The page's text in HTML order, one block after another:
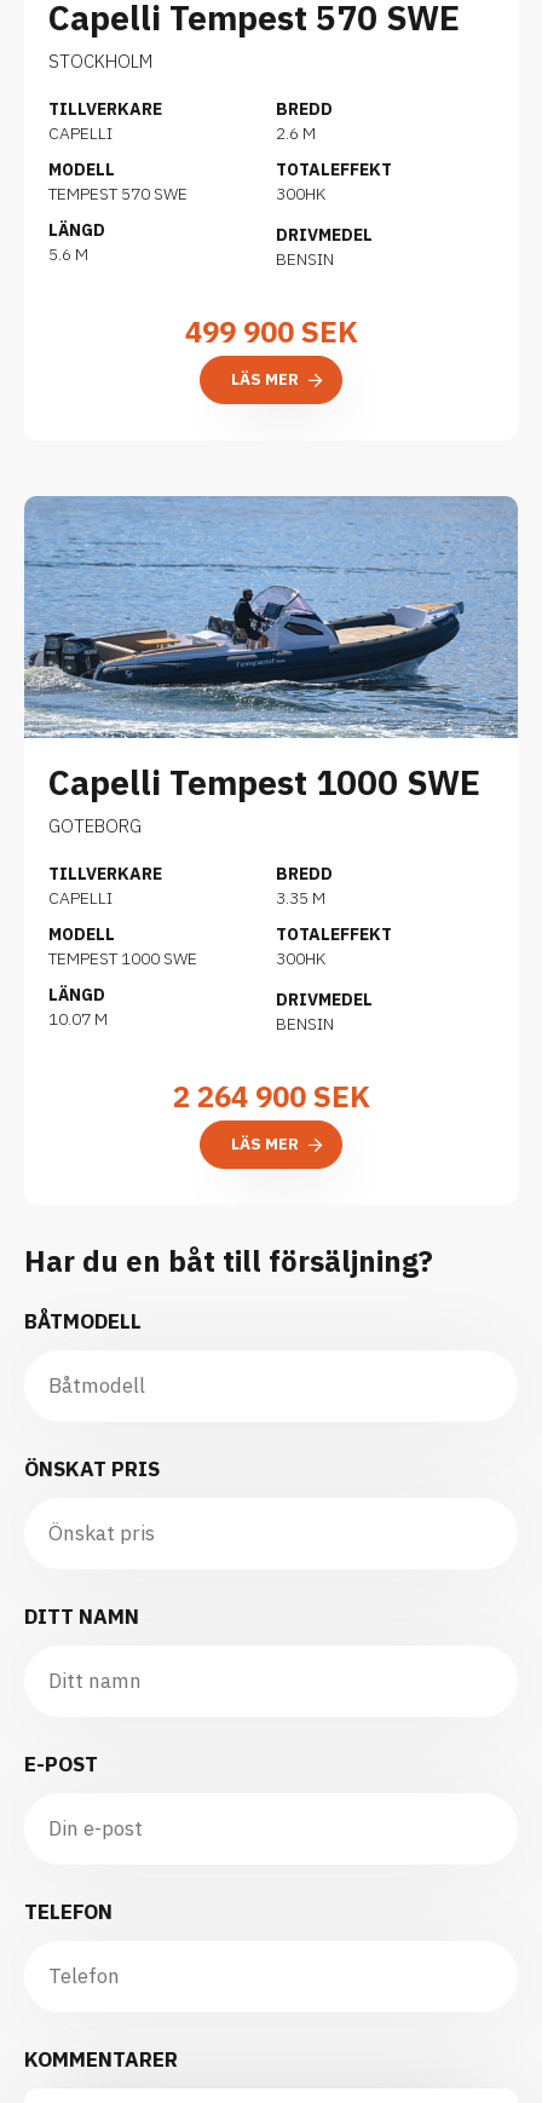
Capelli Tempest 570 SWE
STOCKHOLM
TILLVERKARE
CAPELLI
MODELL
TEMPEST 570 SWE
LÄNGD
5.6 M
BREDD
2.6 M
TOTALEFFEKT
300HK
DRIVMEDEL
BENSIN
499 900SEK
LÄS MER
Capelli Tempest 1000 SWE
GOTEBORG
TILLVERKARE
CAPELLI
MODELL
TEMPEST 1000 SWE
LÄNGD
10.07 M
BREDD
3.35 M
TOTALEFFEKT
300HK
DRIVMEDEL
BENSIN
2 264 900SEK
LÄS MER
Har du en båt till försäljning?
BÅTMODELL
ÖNSKAT PRIS
DITT NAMN
E-POST
TELEFON
KOMMENTARER